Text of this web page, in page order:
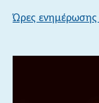
Ώρες ενημέρωσης